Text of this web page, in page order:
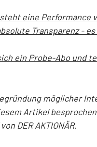
eine Performance
Transparenz -
ein Probe-Abo und
möglicher
Artikel
DER AKTIONÄR.